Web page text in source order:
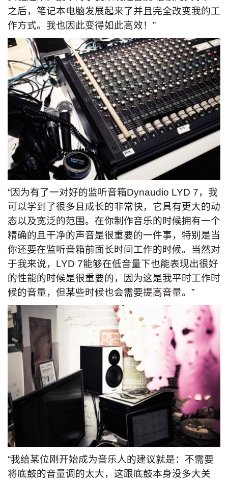
之后，笔记本电脑发展起来了并且完全改变我的工
作方式。我也因此变得如此高效！”
“因为有了一对好的监听音箱Dynaudio LYD 7，我
可以学到了很多且成长的非常快，它具有更大的动
态以及宽泛的范围。在你制作音乐的时候拥有一个
精确的且干净的声音是很重要的一件事，特别是当
你还要在监听音箱前面长时间工作的时候。当然对
于我来说，LYD 7能够在低音量下也能表现出很好
的性能的时候是很重要的，因为这是我平时工作时
候的音量，但某些时候也会需要提高音量。”
“我给某位刚开始成为音乐人的建议就是：不需要
将底鼓的音量调的太大，这跟底鼓本身没多大关